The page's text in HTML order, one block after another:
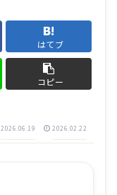
はてブ
コピー
2026.06.19 2026.02.22